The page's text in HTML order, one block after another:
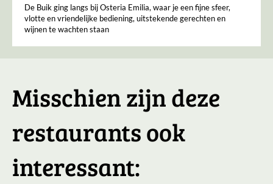
De Buik ging langs bij Osteria Emilia, waar je een fijne sfeer,
vlotte en vriendelijke bediening, uitstekende gerechten en
wijnen te wachten staan
Misschien zijn deze
restaurants ook
interessant: